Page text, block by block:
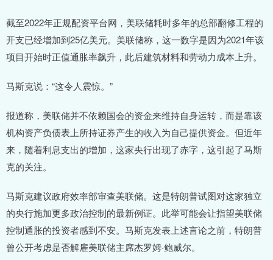
截至2022年正规配资平台网，美联储耗时多年的总部翻修工程的
开支已经增加到25亿美元。美联储称，这一数字是因为2021年该
项目开始时正值通胀率飙升，此后建筑材料和劳动力成本上升。
马斯克说：“这令人震惊。”
报道称，美联储并不依赖国会的资金来维持自身运转，而是靠该
机构资产负债表上所持证券产生的收入为自己提供资金。但近年
来，随着利息支出的增加，这家央行出现了赤字，这引起了马斯
克的关注。
马斯克建议政府效率部审查美联储。这是特朗普试图对这家独立
的央行施加更多政治控制的最新例证。此举可能会让指望美联储
控制通胀的投资者感到不安。马斯克发表上述言论之前，特朗普
曾公开考虑是否解雇美联储主席杰罗姆·鲍威尔。